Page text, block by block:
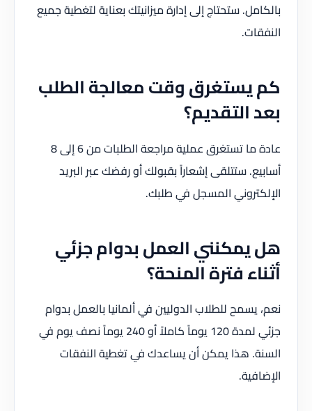
بالكامل. ستحتاج إلى إدارة ميزانيتك بعناية لتغطية جميع
النفقات.
كم يستغرق وقت معالجة الطلب
بعد التقديم؟
عادة ما تستغرق عملية مراجعة الطلبات من 6 إلى 8
أسابيع. ستتلقى إشعاراً بقبولك أو رفضك عبر البريد
الإلكتروني المسجل في طلبك.
هل يمكنني العمل بدوام جزئي
أثناء فترة المنحة؟
نعم، يسمح للطلاب الدوليين في ألمانيا بالعمل بدوام
جزئي لمدة 120 يوماً كاملاً أو 240 يوماً نصف يوم في
السنة. هذا يمكن أن يساعدك في تغطية النفقات
الإضافية.